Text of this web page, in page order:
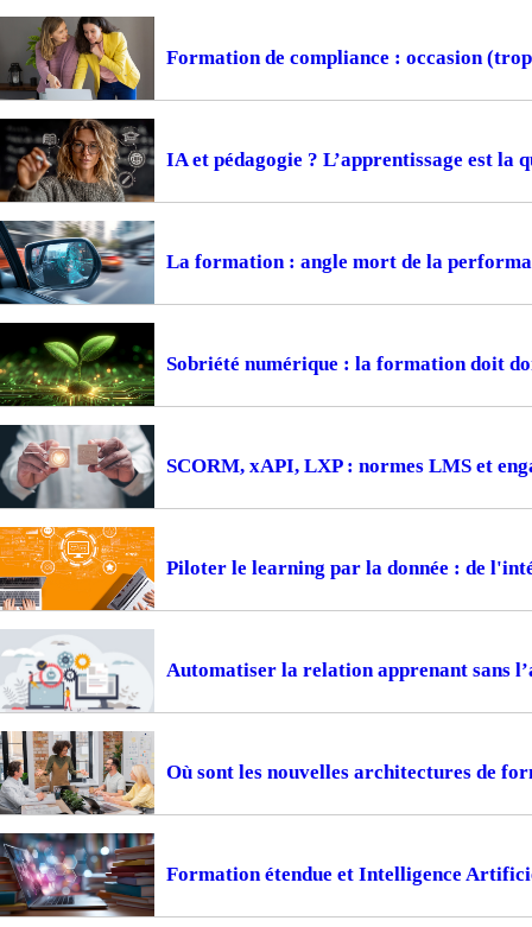
Formation de compliance : occasion
IA et pédagogie ? L’apprentissage est la
La formation : angle mort de la
Sobriété numérique : la formation doit
SCORM, xAPI, LXP : normes LMS et
Piloter le learning par la donnée : de
Automatiser la relation apprenant sans
Où sont les nouvelles architectures de
Formation étendue et Intelligence